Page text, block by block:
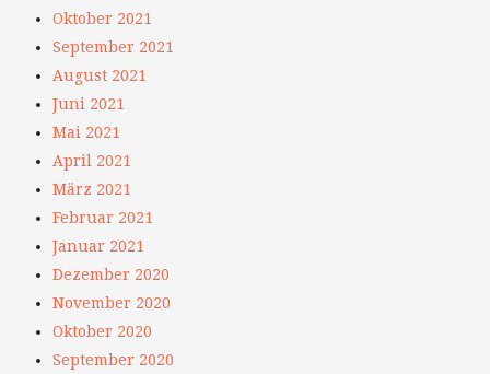
Oktober 2021
September 2021
August 2021
Juni 2021
Mai 2021
April 2021
März 2021
Februar 2021
Januar 2021
Dezember 2020
November 2020
Oktober 2020
September 2020